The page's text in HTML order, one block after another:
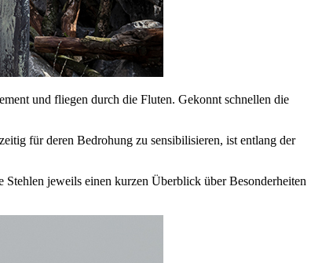
und fliegen durch die Fluten. Gekonnt schnellen die
für deren Bedrohung zu sensibilisieren, ist entlang der
Stehlen jeweils einen kurzen Überblick über Besonderheiten